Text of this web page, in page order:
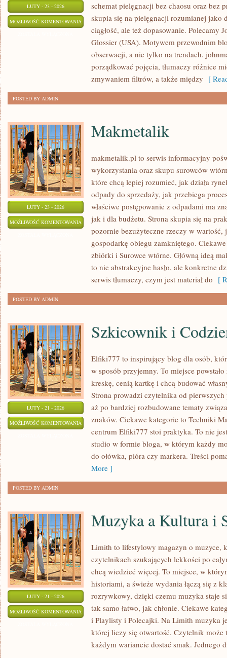
LUTY - 23 - 2026
MOŻLIWOŚĆ KOMENTOWANIA COTY
(USA)
schemat pielęgnacji bez chaosu oraz bez
skupia się na pielęgnacji rozumianej jako
ciągłość, ale też dopasowanie. Polecamy
Glossier (USA). Motywem przewodnim
obserwacji, a nie tylko na trendach.
porządkować pojęcia, tłumaczy różnice
zmywaniem filtrów, a także między [
POSTED BY ADMIN
LUTY - 23 - 2026
MOŻLIWOŚĆ KOMENTOWANIA MAKMETALIK
Makmetalik
makmetalik.pl to serwis informacyjny
wykorzystania oraz skupu surowców
które chcą lepiej rozumieć, jak działa
odpady do sprzedaży, jak przebiega
właściwe postępowanie z odpadami ma
jak i dla budżetu. Strona skupia się na
pozornie bezużyteczne rzeczy w wartość,
gospodarkę obiegu zamkniętego.
zbiórki i Surowce wtórne. Główną ideą
to nie abstrakcyjne hasło, ale konkretne
serwis tłumaczy, czym jest materiał do [
POSTED BY ADMIN
LUTY - 21 - 2026
MOŻLIWOŚĆ KOMENTOWANIA SZKICOWNIK
CODZIENNA
PRAKTYKA
Szkicownik i
Elfiki777 to inspirujący blog dla osób,
w sposób przyjemny. To miejsce
kreskę, cenią kartkę i chcą budować
Strona prowadzi czytelnika od
aż po bardziej rozbudowane tematy
znaków. Ciekawe kategorie to Techniki
centrum Elfiki777 stoi praktyka. To nie
studio w formie bloga, w którym każdy
do ołówka, pióra czy markera. Treści
More ]
POSTED BY ADMIN
LUTY - 21 - 2026
MOŻLIWOŚĆ KOMENTOWANIA MUZYKA
KULTURA
Muzyka a Kultura i
Limith to lifestylowy magazyn o muzyce,
czytelnikach szukających lekkości po
chcą wiedzieć więcej. To miejsce, w
historiami, a świeże wydania łączą się z
rozrywkowy, dzięki czemu muzyka staje
tak samo łatwo, jak chłonie. Ciekawe
i Playlisty i Polecajki. Na Limith muzyka
której liczy się otwartość. Czytelnik
każdym wariancie dostać smak. Jednego